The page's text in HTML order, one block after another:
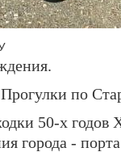
по
50-х годов
города -